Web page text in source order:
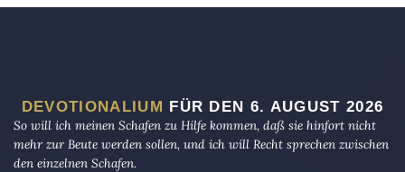
DEVOTIONALIUM FÜR DEN 6. AUGUST 2026
So will ich meinen Schafen zu Hilfe kommen, daß sie hinfort nicht
mehr zur Beute werden sollen, und ich will Recht sprechen zwischen
den einzelnen Schafen.